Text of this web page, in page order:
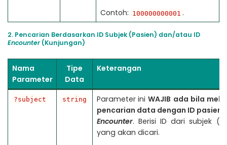
Contoh: 100000000001 .
2. Pencarian Berdasarkan ID Subjek (Pasien) dan/atau ID
Encounter(Kunjungan)
Nama
Parameter
Tipe
Data
Keterangan
?subject string Parameter iniWAJIB ada bila
pencarian data dengan ID pasien
Encounter. Berisi ID dari subjek
yang akan dicari.